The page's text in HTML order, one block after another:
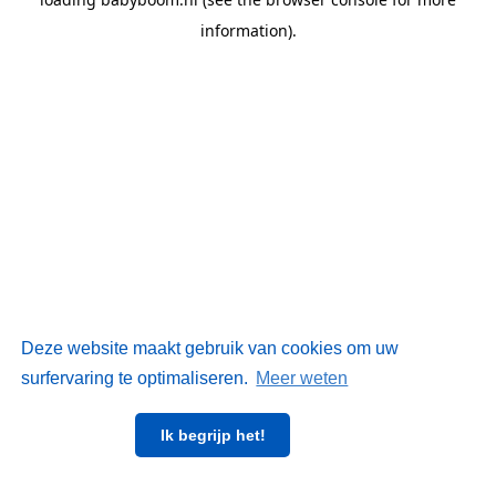
Deze website maakt gebruik van cookies om uw
surfervaring te optimaliseren. Meer weten
Ik begrijp het!
information).